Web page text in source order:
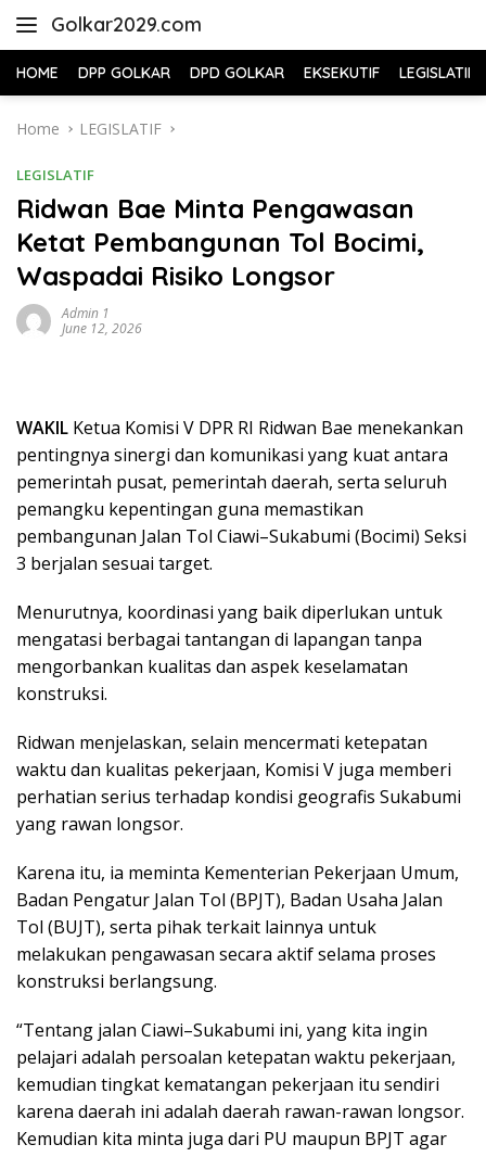
Golkar2029.com
HOME DPP GOLKAR DPD GOLKAR EKSEKUTIF LEGISLATIF
Home LEGISLATIF
LEGISLATIF
Ridwan Bae Minta Pengawasan
Ketat Pembangunan Tol Bocimi,
Waspadai Risiko Longsor
Admin 1
June 12, 2026
WAKIL Ketua Komisi V DPR RI Ridwan Bae menekankan
pentingnya sinergi dan komunikasi yang kuat antara
pemerintah pusat, pemerintah daerah, serta seluruh
pemangku kepentingan guna memastikan
pembangunan Jalan Tol Ciawi–Sukabumi (Bocimi) Seksi
3 berjalan sesuai target.
Menurutnya, koordinasi yang baik diperlukan untuk
mengatasi berbagai tantangan di lapangan tanpa
mengorbankan kualitas dan aspek keselamatan
konstruksi.
Ridwan menjelaskan, selain mencermati ketepatan
waktu dan kualitas pekerjaan, Komisi V juga memberi
perhatian serius terhadap kondisi geografis Sukabumi
yang rawan longsor.
Karena itu, ia meminta Kementerian Pekerjaan Umum,
Badan Pengatur Jalan Tol (BPJT), Badan Usaha Jalan
Tol (BUJT), serta pihak terkait lainnya untuk
melakukan pengawasan secara aktif selama proses
konstruksi berlangsung.
“Tentang jalan Ciawi–Sukabumi ini, yang kita ingin
pelajari adalah persoalan ketepatan waktu pekerjaan,
kemudian tingkat kematangan pekerjaan itu sendiri
karena daerah ini adalah daerah rawan-rawan longsor.
Kemudian kita minta juga dari PU maupun BPJT agar